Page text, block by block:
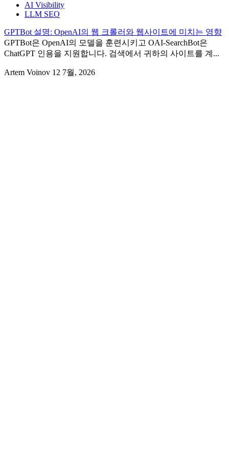
AI Visibility
LLM SEO
GPTBot 설명: OpenAI의 웹 크롤러와 웹사이트에 미치는 영향
GPTBot은 OpenAI의 모델을 훈련시키고 OAI-SearchBot은
ChatGPT 인용을 지원합니다. 검색에서 귀하의 사이트를 계...
Artem Voinov 12 7월, 2026